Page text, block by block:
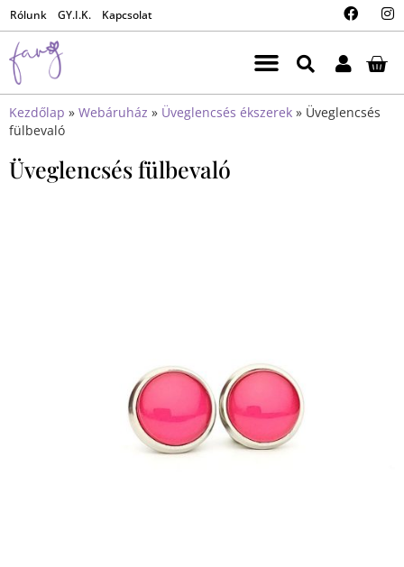
Rólunk GY.I.K. Kapcsolat
Kezdőlap » Webáruház » Üveglencsés ékszerek » Üveglencsés
fülbevaló
Üveglencsés fülbevaló